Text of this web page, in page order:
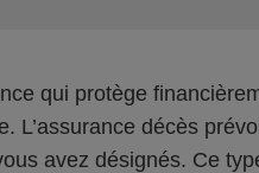
qui protège
décès
avez désignés. Ce